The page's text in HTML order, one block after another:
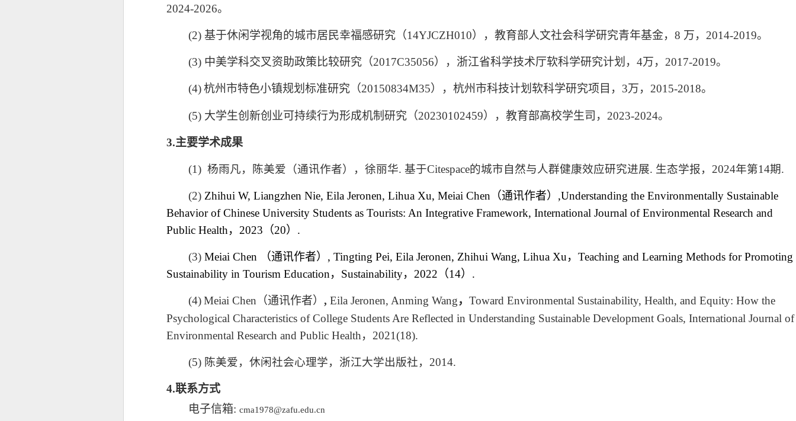
2024-2026。
(2) 基于休闲学视角的城市居民幸福感研究（14YJCZH010），教育部人文社会科学研究青年基金， 8 万， 2014-2019。
(3) 中美学科交叉资助政策比较研究（2017C35056），浙江省科学技术厅软科学研究计划， 4万， 2017-2019。
(4)杭州市特色小镇规划标准研究（20150834M35），杭州市科技计划软科学研究项目， 3万， 2015-2018。
(5) 大学生创新创业可持续行为形成机制研究（20230102459），教育部高校学生司， 2023-2024。
3.主要学术成果
(1) 杨雨凡，陈美爱（通讯作者），徐丽华. 基于Citespace的城市自然与人群健康效应研究进展. 生态学报， 2024年第14期.
(2) Zhihui W, Liangzhen Nie, Eila Jeronen, Lihua Xu, Meiai Chen （通讯作者） ,Understanding the Environmentally Sustainable
Behavior of Chinese University Students as Tourists: An Integrative Framework, International Journal ofEnvironmental Research and
Public Health， 2023 （20） .
(3) Meiai Chen （通讯作者） , Tingting Pei, Eila Jeronen, Zhihui Wang, Lihua Xu ， Teaching and Learning Methods for Promoting
Sustainability in Tourism Education， Sustainability， 2022 （14） .
(4)Meiai Chen （通讯作者） , Eila Jeronen, Anming Wang， Toward Environmental Sustainability, Health, and Equity: How the
Psychological Characteristics of College Students Are Reflected in Understanding Sustainable Development Goals, International Journal of
Environmental Research and Public Health， 2021(18).
(5) 陈美爱，休闲社会心理学，浙江大学出版社， 2014.
4.联系方式
电子信箱: cma1978@zafu.edu.cn